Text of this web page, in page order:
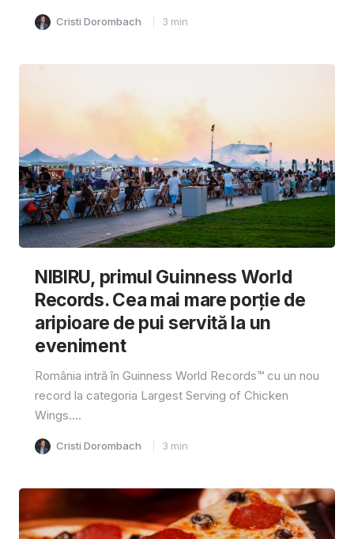
Cristi Dorombach 3 min
NIBIRU, primul Guinness World
Records. Cea mai mare porție de
aripioare de pui servită la un
eveniment
România intră în Guinness World Records™️ cu un nou
record la categoria Largest Serving of Chicken
Wings....
Cristi Dorombach 3 min